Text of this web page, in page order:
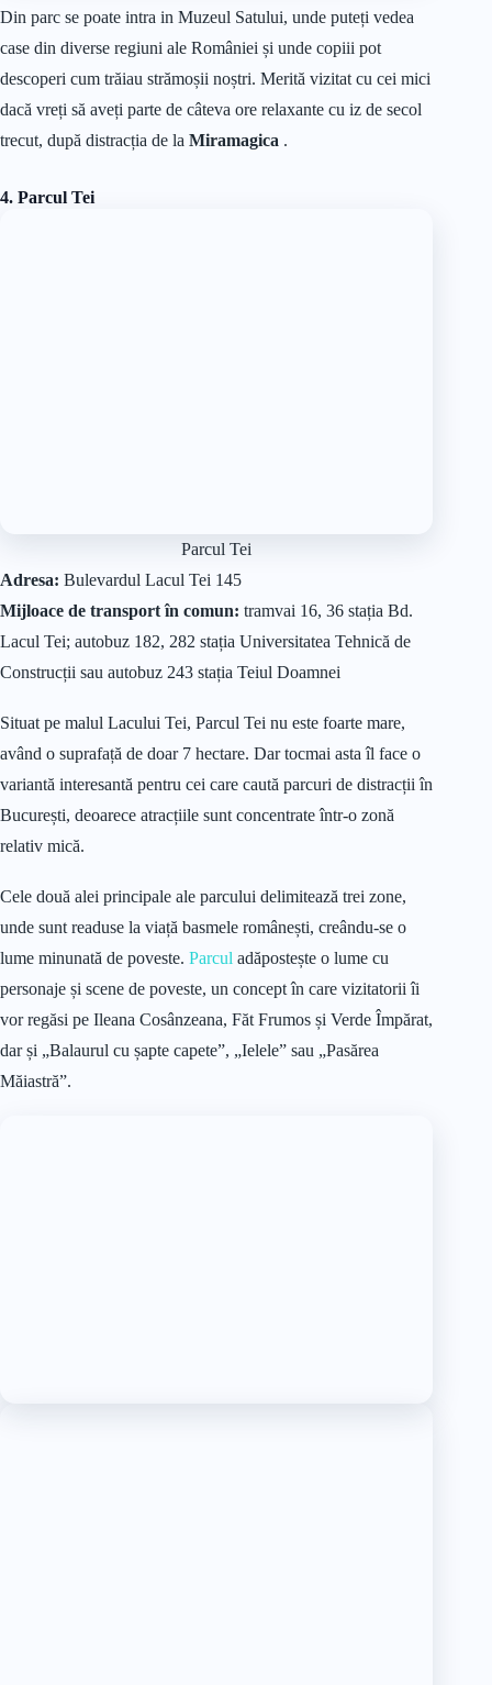
Din parc se poate intra in Muzeul Satului, unde puteți vedea
case din diverse regiuni ale României și unde copiii pot
descoperi cum trăiau strămoșii noștri. Merită vizitat cu cei mici
dacă vreți să aveți parte de câteva ore relaxante cu iz de secol
trecut, după distracția de la Miramagica .
4. Parcul Tei
Parcul Tei
Adresa: Bulevardul Lacul Tei 145
Mijloace de transport în comun: tramvai 16, 36 stația Bd.
Lacul Tei; autobuz 182, 282 stația Universitatea Tehnică de
Construcții sau autobuz 243 stația Teiul Doamnei
Situat pe malul Lacului Tei, Parcul Tei nu este foarte mare,
având o suprafață de doar 7 hectare. Dar tocmai asta îl face o
variantă interesantă pentru cei care caută parcuri de distracții în
București, deoarece atracțiile sunt concentrate într-o zonă
relativ mică.
Cele două alei principale ale parcului delimitează trei zone,
unde sunt readuse la viață basmele românești, creându-se o
lume minunată de poveste. Parcul adăpostește o lume cu
personaje și scene de poveste, un concept în care vizitatorii îi
vor regăsi pe Ileana Cosânzeana, Făt Frumos și Verde Împărat,
dar și „Balaurul cu șapte capete”, „Ielele” sau „Pasărea
Măiastră”.